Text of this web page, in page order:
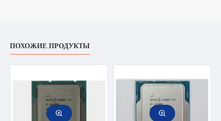
ПОХОЖИЕ ПРОДУКТЫ